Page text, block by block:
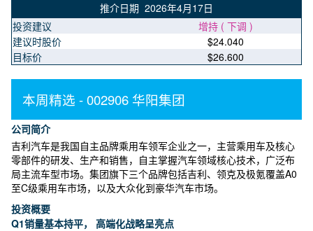
推介日期 2026年4月17日
投资建议
增持 ( 下调 )
建议时股价
$24.040
目标价
$26.600
本周精选 - 002906 华阳集团
公司简介
吉利汽车是我国自主品牌乘用车领军企业之一，主营乘用车及核心
零部件的研发、生产和销售，自主掌握汽车领域核心技术，广泛布
局主流车型市场。集团旗下三个品牌包括吉利、领克及极氪覆盖A0
至C级乘用车市场，以及大众化到豪华汽车市场。
投资概要
Q1销量基本持平， 高端化战略呈亮点